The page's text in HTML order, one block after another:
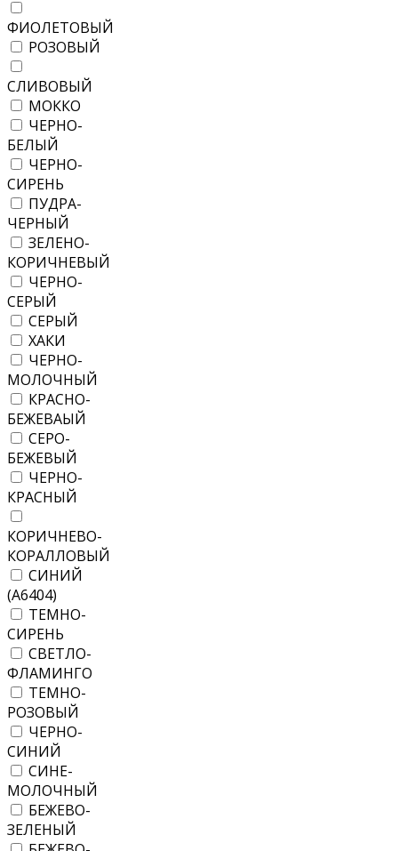
ФИОЛЕТОВЫЙ
РОЗОВЫЙ
СЛИВОВЫЙ
МОККО
ЧЕРНО-
БЕЛЫЙ
ЧЕРНО-
СИРЕНЬ
ПУДРА-
ЧЕРНЫЙ
ЗЕЛЕНО-
КОРИЧНЕВЫЙ
ЧЕРНО-
СЕРЫЙ
СЕРЫЙ
ХАКИ
ЧЕРНО-
МОЛОЧНЫЙ
КРАСНО-
БЕЖЕВАЫЙ
СЕРО-
БЕЖЕВЫЙ
ЧЕРНО-
КРАСНЫЙ
КОРИЧНЕВО-
КОРАЛЛОВЫЙ
СИНИЙ
(А6404)
ТЕМНО-
СИРЕНЬ
СВЕТЛО-
ФЛАМИНГО
ТЕМНО-
РОЗОВЫЙ
ЧЕРНО-
СИНИЙ
СИНЕ-
МОЛОЧНЫЙ
БЕЖЕВО-
ЗЕЛЕНЫЙ